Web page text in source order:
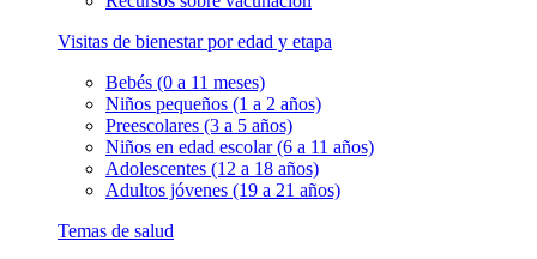
Visitas de bienestar por edad y etapa
Bebés (0 a 11 meses)
Niños pequeños (1 a 2 años)
Preescolares (3 a 5 años)
Niños en edad escolar (6 a 11 años)
Adolescentes (12 a 18 años)
Adultos jóvenes (19 a 21 años)
Temas de salud